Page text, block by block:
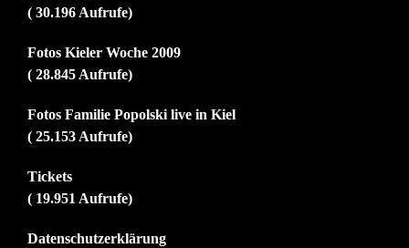
( 30.196 Aufrufe)
Fotos Kieler Woche 2009
( 28.845 Aufrufe)
Fotos Familie Popolski live in Kiel
( 25.153 Aufrufe)
Tickets
( 19.951 Aufrufe)
Datenschutzerklärung